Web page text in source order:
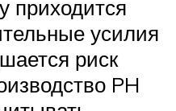
приходится
усилия
риск
PH